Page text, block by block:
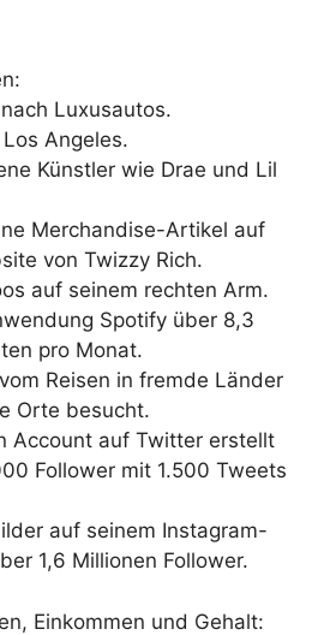
Luxusautos.
Angeles.
Künstler wie Drae und Lil
Merchandise-Artikel auf
von Twizzy Rich.
auf seinem rechten Arm.
Spotify über 8,3
pro Monat.
Reisen in fremde Länder
Orte besucht.
Account auf Twitter erstellt
Follower mit 1.500 Tweets
auf seinem Instagram-
1,6 Millionen Follower.
Einkommen und Gehalt: